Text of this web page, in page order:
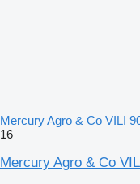
Mercury Agro & Co VILI
16
Mercury Agro & Co